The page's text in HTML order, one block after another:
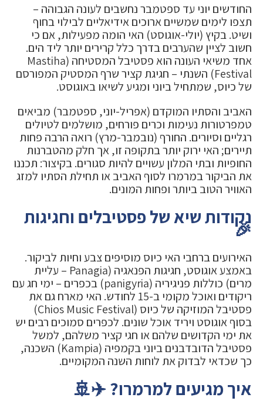
החודשים יוני עד ספטמבר נחשבים לעונה הגבוהה –
תצפו לימים שמשיים ארוכים אידיאליים לבילוי בחוף
ושיט. בקיץ (יולי-אוגוסט) האי הומה מפעילות, אם כי
חשוב לציין שהערבים בדרך כלל קרירים יותר ליד הים.
אחד משיאי העונה הוא פסטיבל המסטיחה (Mastiha
Festival) השנתי – חגיגת קציר שרף המסטיק המפורסם
של כיוס, שמתחיל ביוני ומגיע לשיאו באוגוסט.
האביב והסתיו המוקדם (אפריל-יוני, ספטמבר) מביאים
טמפרטורות נעימות וכרים פורחים, מושלמים לטיולים
רגליים וסיורים. החורף (נובמבר-מרץ) רואה הרבה פחות
תיירים; האי ירוק יותר בתקופה זו, אך חלק מהטברנות
החופיות ובתי המלון עשויים להיות סגורים. בקיצור: תכננו
את הביקור במרמרו לסוף האביב או תחילת הסתיו למזג
האוויר הטוב ביותר ופחות המונים.
נקודות שיא של פסטיבלים וחגיגות
🎉
האירועים ברחבי האי כיוס מוסיפים צבע וחיות לביקור.
באמצע אוגוסט, חגיגות הפנאגיה (Panagia – עליית
מרים) כוללות פניגיריה (panigyria) בכפרים – ימי חג עם
ריקודים ואוכל מקומי ב-15 לחודש. האי מארח גם את
פסטיבל המוזיקה של כיוס (Chios Music Festival)
בסוף אוגוסט ויריד אוכל שונים. לכפרים סמוכים רבים יש
את ימי הקדושים שלהם או חגי קציר משלהם, למשל
פסטיבל הדובדבנים ביוני בקמפיה (Kampia) השכנה,
כך שכדאי לבדוק את לוחות השנה המקומיים.
איך מגיעים למרמרו? ✈️🚢